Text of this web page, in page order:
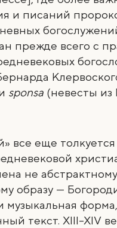
и писаний
прежде всего с
sponsa (невесты
все еще толкуется
не
образу —
текст. XIII–XIV